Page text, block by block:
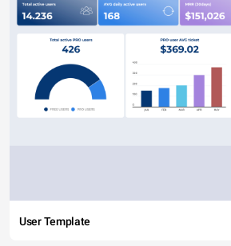
User Template